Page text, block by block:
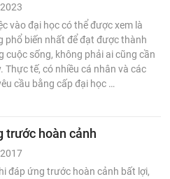
vào đại học có thể được xem là
phổ biến nhất để đạt được thành
cuộc sống, không phải ai cũng cần
Thực tế, có nhiều cá nhân và các
cầu bằng cấp đại học …
trước hoàn cảnh
đáp ứng trước hoàn cảnh bất lợi,